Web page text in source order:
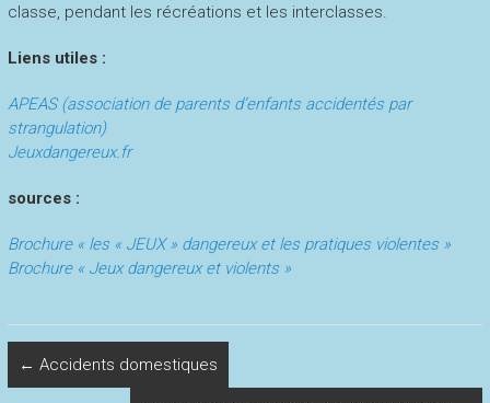
classe, pendant les récréations et les interclasses.
Liens utiles :
APEAS (association de parents d’enfants accidentés par
strangulation)
Jeuxdangereux.fr
sources :
Brochure « les « JEUX » dangereux et les pratiques violentes »
Brochure « Jeux dangereux et violents »
← Accidents domestiques